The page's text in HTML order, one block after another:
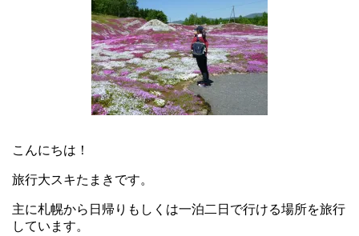
こんにちは！
旅行大スキたまきです。
主に札幌から日帰りもしくは一泊二日で行ける場所を旅行
しています。